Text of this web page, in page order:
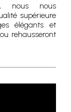
nous nous
supérieure
élégants et
rehausseront